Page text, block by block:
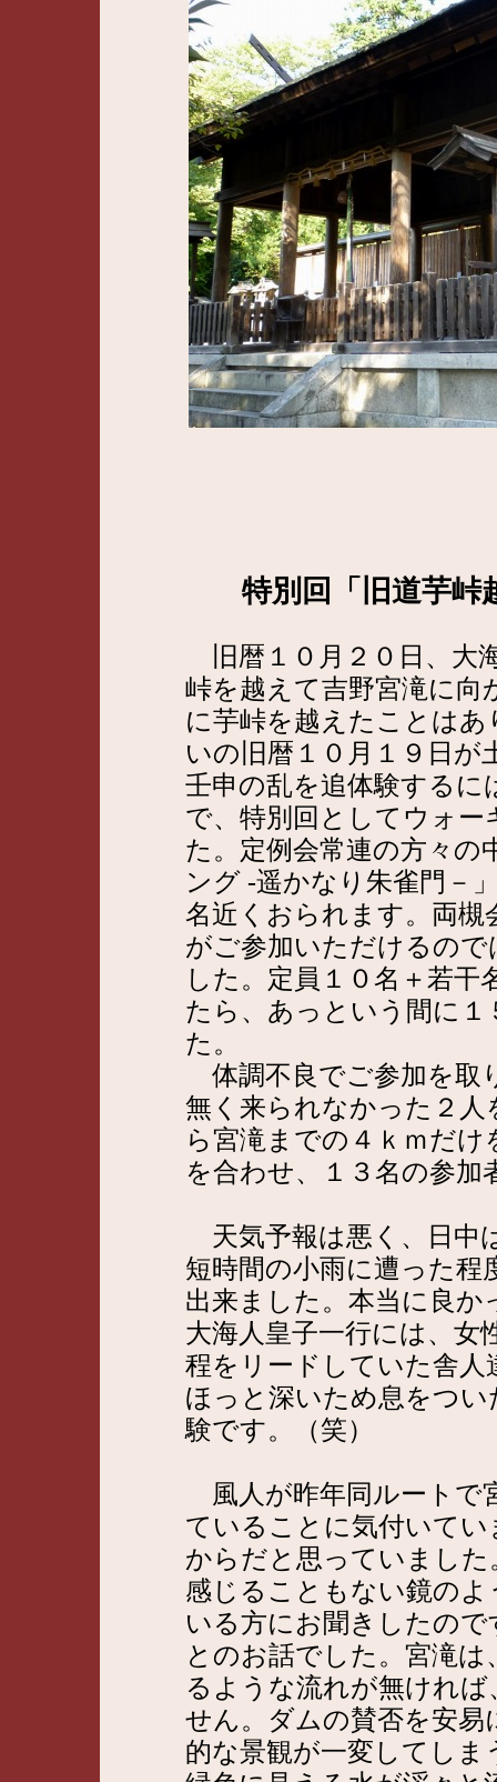
特別回「旧道芋
旧暦１０月２０日、大
峠を越えて吉野宮滝に
に芋峠を越えたことは
いの旧暦１０月１９日
壬申の乱を追体験するに
で、特別回としてウォ
た。定例会常連の方々の
ング -遥かなり朱雀門－
名近くおられます。両槻
がご参加いただけるの
した。定員１０名＋若
たら、あっという間に
た。
体調不良でご参加を取
無く来られなかった２人
ら宮滝までの４ｋｍだ
を合わせ、１３名の参加
天気予報は悪く、日中
短時間の小雨に遭った程
出来ました。本当に良
大海人皇子一行には、女
程をリードしていた舎人
ほっと深いため息をつ
験です。（笑）
風人が昨年同ルートで
ていることに気付いて
からだと思っていまし
感じることもない鏡の
いる方にお聞きしたの
とのお話でした。宮滝
るような流れが無けれ
せん。ダムの賛否を安
的な景観が一変してし